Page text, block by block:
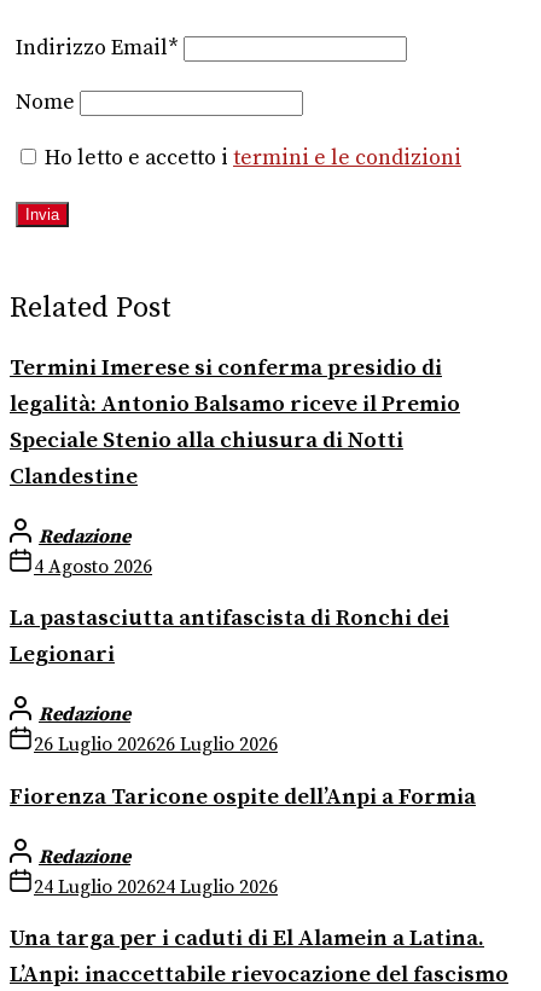
Indirizzo Email*
Nome
Ho letto e accetto i termini e le condizioni
Related Post
Termini Imerese si conferma presidio di
legalità: Antonio Balsamo riceve il Premio
Speciale Stenio alla chiusura di Notti
Clandestine
Redazione
4 Agosto 2026
La pastasciutta antifascista di Ronchi dei
Legionari
Redazione
26 Luglio 202626 Luglio 2026
Fiorenza Taricone ospite dell’Anpi a Formia
Redazione
24 Luglio 202624 Luglio 2026
Una targa per i caduti di El Alamein a Latina.
L’Anpi: inaccettabile rievocazione del fascismo